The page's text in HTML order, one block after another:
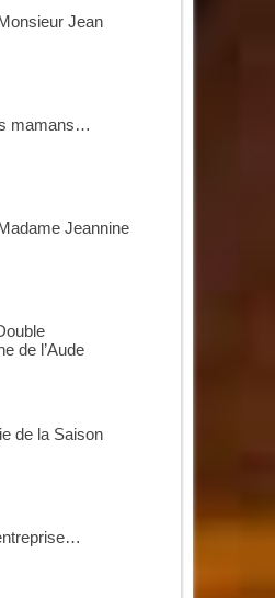
Jean
mamans…
Jeannine
de l’Aude
de la Saison